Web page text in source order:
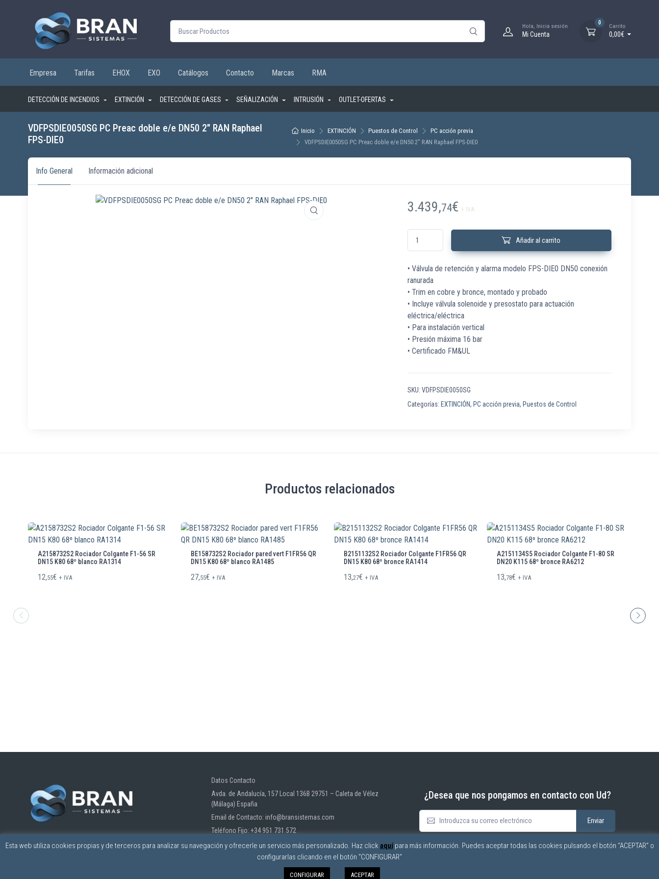
Buscar por: Hola, Inicia sesión
Mi Cuenta
0
Carrito
0,00€
Empresa Tarifas EHOX EXO Catálogos Contacto Marcas RMA
DETECCIÓN DE INCENDIOS EXTINCIÓN DETECCIÓN DE GASES SEÑALIZACIÓN INTRUSIÓN OUTLET-OFERTAS
Inicio EXTINCIÓN Puestos de Control
PC acción previa
VDFPSDIE0050SG PC Preac doble e/e DN50 2″ RAN Raphael FPS-DIE0
VDFPSDIE0050SG PC Preac doble e/e DN50 2″ RAN Raphael
FPS-DIE0
Info General Información adicional
3.439,74€ + IVA
VDFPSDIE0050SG PC Preac doble e/e DN50 2" RAN Raphael FPS-DIE0 cantidad
Añadir al carrito
• Válvula de retención y alarma modelo FPS-DIE0 DN50 conexión
ranurada
• Trim en cobre y bronce, montado y probado
• Incluye válvula solenoide y presostato para actuación
eléctrica/eléctrica
• Para instalación vertical
• Presión máxima 16 bar
• Certificado FM&UL
SKU: VDFPSDIE0050SG
Categorías: EXTINCIÓN, PC acción previa, Puestos de Control
Productos relacionados
A2158732S2 Rociador Colgante F1-56 SR
DN15 K80 68º blanco RA1314
12,55€ + IVA
BE158732S2 Rociador pared vert F1FR56 QR
DN15 K80 68º blanco RA1485
27,55€ + IVA
B2151132S2 Rociador Colgante F1FR56 QR
DN15 K80 68º bronce RA1414
13,27€ + IVA
A2151134S5 Rociador Colgante F1-80 SR
DN20 K115 68º bronce RA6212
13,78€ + IVA
Datos Contacto
Avda. de Andalucía, 157 Local 136B 29751 – Caleta de Vélez
(Málaga) España
Email de Contacto: info@bransistemas.com
Teléfono Fijo: +34 951 731 572
¿Desea que nos pongamos en contacto con Ud?
Esta web utiliza cookies propias y de terceros para analizar su navegación y ofrecerle un servicio más personalizado. Haz click aquípara más información. Puedes aceptar todas las cookies pulsando el botón “ACEPTAR” o
configurarlas clicando en el botón “CONFIGURAR”
CONFIGURAR ACEPTAR